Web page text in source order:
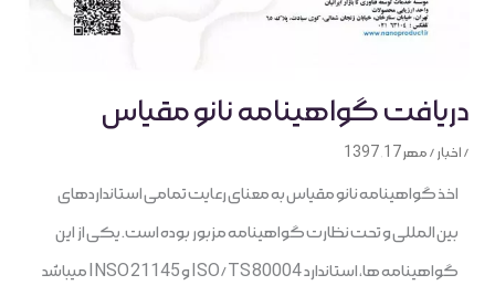
دریافت گواهینامه نانو مقیاس
/اخبار/مهر 17, 1397
اخذ گواهینامه نانو مقیاس به معنای رعایت تمامی استانداردهای
بین المللی و تحت نظارت گواهینامه مزبور بوده است. یکی از این
گواهینامه ‏ها، استاندارد ISO/TS 80004 و INSO 21145 می‎باشد